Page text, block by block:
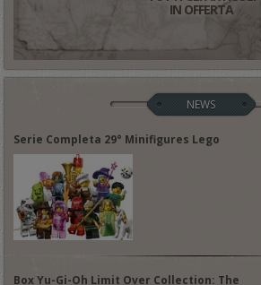
IN OFFERTA
NEWS
Serie Completa 29° Minifigures Lego
Box Yu-Gi-Oh Limit Over Collection: The